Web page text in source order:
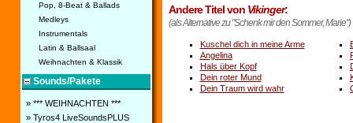
Pop, 8-Beat & Ballads
Medleys
Instrumentals
Latin & Ballsaal
Weihnachten & Klassik
Sounds/Pakete
» *** WEIHNACHTEN ***
» Tyros4 LiveSoundsPLUS
Andere Titel von Vikinger:
(als Alternative zu "Schenk mir den Sommer, Marie")
Kuschel dich in meine Arme
Angelina
Hals über Kopf
Dein roter Mund
Dein Traum wird wahr